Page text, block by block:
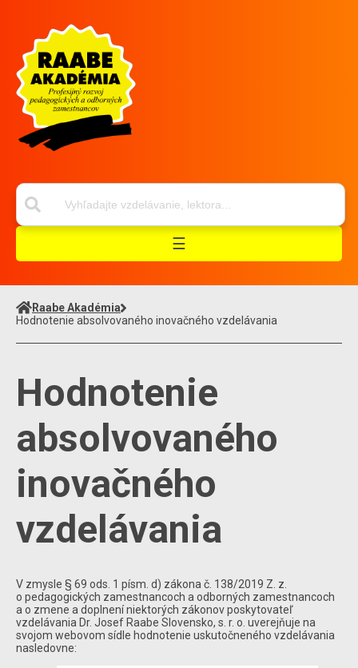
☰
Raabe Akadémia
Hodnotenie absolvovaného inovačného vzdelávania
Hodnotenie
absolvovaného
inovačného
vzdelávania
V zmysle § 69 ods. 1 písm. d) zákona č. 138/2019 Z. z.
o pedagogických zamestnancoch a odborných zamestnancoch
a o zmene a doplnení niektorých zákonov poskytovateľ
vzdelávania Dr. Josef Raabe Slovensko, s. r. o. uverejňuje na
svojom webovom sídle hodnotenie uskutočneného vzdelávania
nasledovne: